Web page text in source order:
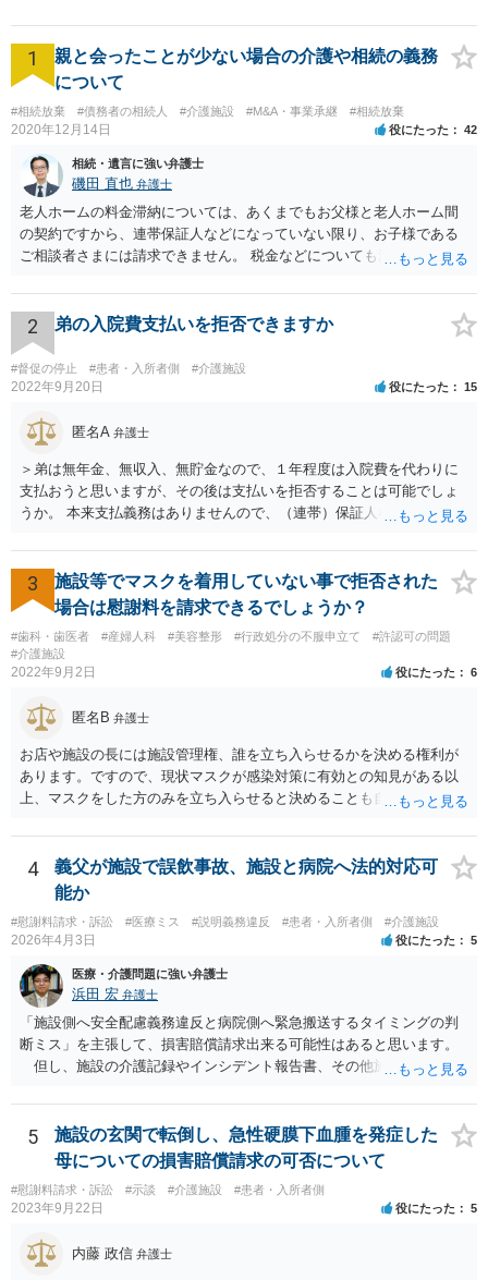
1
親と会ったことが少ない場合の介護や相続の義務
について
#相続放棄 #債務者の相続人 #介護施設 #M&A・事業承継 #相続放棄
2020年12月14日 役にたった 42
相続・遺言に強い弁護士
磯田 直也 弁護士
老人ホームの料金滞納については、あくまでもお父様と老人ホーム間
の契約ですから、連帯保証人などになっていない限り、お子様である
ご相談者さまには請求できません。 税金などについても滞納している
護受給の際に扶養できないかという連絡が役所から来ますが、できな
い旨回答すればそれまでです。 相続が開始した場合については先述の
通りです。 民法上の扶養義務はご相談者さまがお考えのほど強いもの
ではありません。 あくまでも、余力の範囲で認められるものです。 親
の介護は子供がみるという民法の条文はありません。 また、親に対す
まれてすぐ両親が離婚し、その後会っていなかったという事情も、扶
養義務の順位を下げる一つの理由になります。
2 弟の入院費支払いを拒否できますか
#督促の停止 #患者・入所者側 #介護施設
2022年9月20日 役にたった 15
匿名A 弁護士
＞弟は無年金、無収入、無貯金なので、１年程度は入院費を代わりに
支払おうと思いますが、その後は支払いを拒否することは可能でしょ
うか。 本来支払義務はありませんので、（連帯）保証人などにならな
3
施設等でマスクを着用していない事で拒否された
場合は慰謝料を請求できるでしょうか？
#歯科・歯医者 #産婦人科 #美容整形 #行政処分の不服申立て
#許認可の問題
#介護施設
2022年9月2日 役にたった 6
匿名B 弁護士
お店や施設の長には施設管理権、誰を立ち入らせるかを決める権利が
あります。ですので、現状マスクが感染対策に有効との知見がある以
上、マスクをした方のみを立ち入らせると決めることも自由であり、
など公益的な側面のある業種ですと、公衆浴場法など各種業法で定め
られた理由以外での利用拒否は禁止されていますし、公の施設でもマ
スクなしだけでの利用拒否は問題となりえますが、民間のお店に対し
ては慰謝料の請求は認められないと考えられます。
4
義父が施設で誤飲事故、施設と病院へ法的対応可
能か
#慰謝料請求・訴訟 #医療ミス #説明義務違反 #患者・入所者側 #介護施設
2026年4月3日 役にたった 5
医療・介護問題に強い弁護士
浜田 宏 弁護士
「施設側へ安全配慮義務違反と病院側へ緊急搬送するタイミングの判
断ミス」を主張して、損害賠償請求出来る可能性はあると思います。
但し、施設の介護記録やインシデント報告書、その他施設内で作成
れているのであれば消防の記録等を調査してみなければ、裁判で勝て
る可能性があるかどうかまでは判断できません。これはどの介護事
故・医療事故でも同様です。 一度弁護士にご相談の上、まずは調査
事件として依頼された方が良いと思います。
5
施設の玄関で転倒し、急性硬膜下血腫を発症した
母についての損害賠償請求の可否について
#慰謝料請求・訴訟 #示談 #介護施設 #患者・入所者側
2023年9月22日 役にたった 5
内藤 政信 弁護士